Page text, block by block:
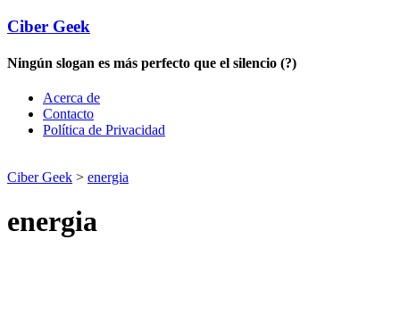
Ciber Geek
Ningún slogan es más perfecto que el silencio (?)
Acerca de
Contacto
Política de Privacidad
Ciber Geek > energia
energia